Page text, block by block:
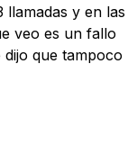
llamadas y en las
veo es un fallo
que tampoco